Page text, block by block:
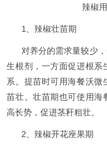
辣椒
1、辣椒壮苗期
对养分的需求量较少，
生根剂 ，一方面促进根
系。提苗时可用海餐沃微
苗壮。壮苗期也可使用海
高长势 ，促进茎秆粗壮。
2、辣椒开花座果期